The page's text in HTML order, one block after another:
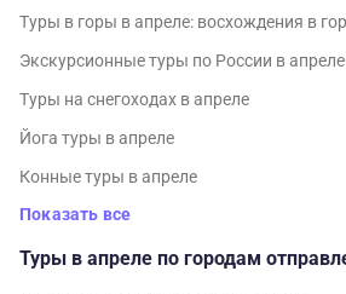
Туры в горы в апреле: восхождения в
Экскурсионные туры по России в апреле
Туры на снегоходах в апреле
Йога туры в апреле
Конные туры в апреле
Показать все
Туры в апреле по городам